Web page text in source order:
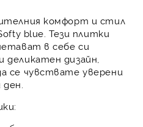
комфорт и стил
blue. Тези плитки
в себе си
дизайн,
се чувствате уверени